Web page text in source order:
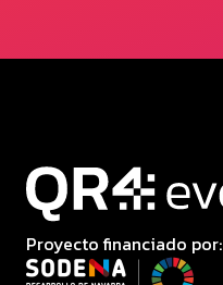
Proyecto financiado por: